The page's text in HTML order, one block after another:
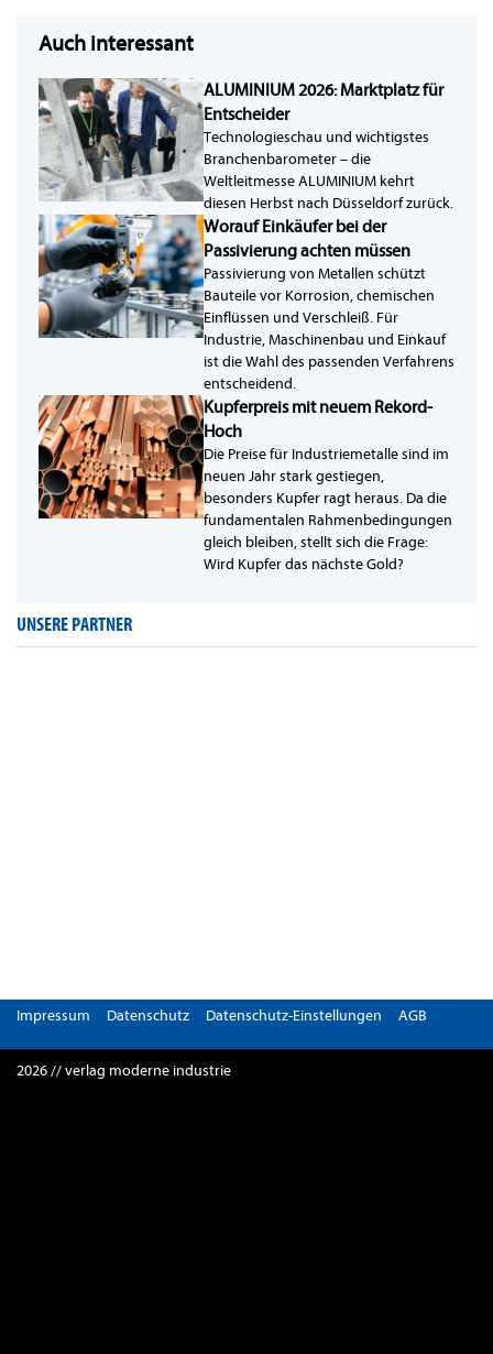
Auch interessant
ALUMINIUM 2026: Marktplatz für
Entscheider
Technologieschau und wichtigstes
Branchenbarometer – die
Weltleitmesse ALUMINIUM kehrt
diesen Herbst nach Düsseldorf zurück.
Worauf Einkäufer bei der
Passivierung achten müssen
Passivierung von Metallen schützt
Bauteile vor Korrosion, chemischen
Einflüssen und Verschleiß. Für
Industrie, Maschinenbau und Einkauf
ist die Wahl des passenden Verfahrens
entscheidend.
Kupferpreis mit neuem Rekord-
Hoch
Die Preise für Industriemetalle sind im
neuen Jahr stark gestiegen,
besonders Kupfer ragt heraus. Da die
fundamentalen Rahmenbedingungen
gleich bleiben, stellt sich die Frage:
Wird Kupfer das nächste Gold?
UNSERE PARTNER
Impressum Datenschutz Datenschutz-Einstellungen AGB
2026 // verlag moderne industrie